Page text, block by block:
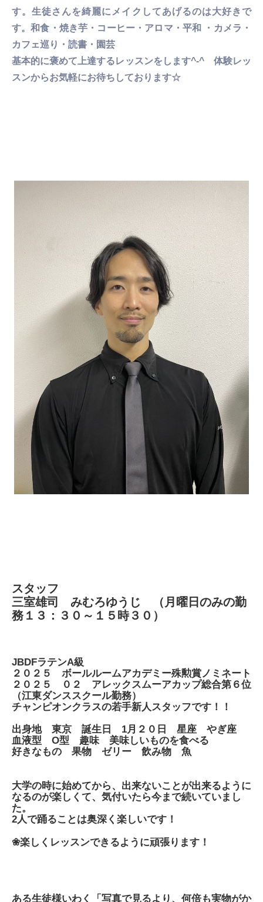
す。生徒さんを綺麗にメイクしてあげるのは大好きで
す。和食・焼き芋・コーヒー・アロマ・平和 ・カメラ・
カフェ巡り・読書・園芸
基本的に褒めて上達するレッスンをします^-^ 体験レッ
スンからお気軽にお待ちしております☆
スタッフ
三室雄司 みむろゆうじ （月曜日のみの勤
務１３：３０～１５時３０）
JBDFラテンA級
２０２５ ボールルームアカデミー殊勲賞ノミネート
２０２５ ０２ アレックスムーアカップ総合第６位
（江東ダンススクール勤務）
チャンピオンクラスの若手新人スタッフです！！
出身地 東京 誕生日 1月２０日 星座 やぎ座
血液型 O型 趣味 美味しいものを食べる
好きなもの 果物 ゼリー 飲み物 魚
大学の時に始めてから、出来ないことが出来るように
なるのが楽しくて、気付いたら今まで続いていまし
た。
2人で踊ることは奥深く楽しいです！
❀楽しくレッスンできるように頑張ります！
ある生徒様いわく「写真で見るより、何倍も実物がか